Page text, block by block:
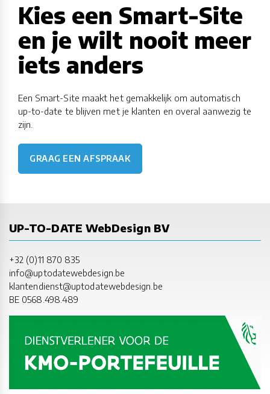
Kies een Smart-Site
en je wilt nooit meer
iets anders
Een Smart-Site maakt het gemakkelijk om automatisch
up-to-date te blijven met je klanten en overal aanwezig te
zijn.
GRAAG EEN AFSPRAAK
UP-TO-DATE WebDesign BV
+32 (0)11 870 835
info@uptodatewebdesign.be
klantendienst@uptodatewebdesign.be
BE 0568.498.489